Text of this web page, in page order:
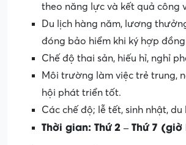
theo năng lực và kết quả công
Du lịch hàng năm, lương
đóng bảo hiểm khi ký hợp đồng
Chế độ thai sản, hiếu hỉ, nghỉ
Môi trường làm việc trẻ trung,
hội phát triển tốt.
Các chế độ; lễ tết, sinh nhật,
Thời gian: Thứ 2 – Thứ 7